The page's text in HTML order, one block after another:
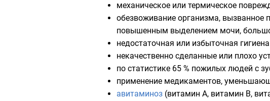
механическое или термическое
обезвоживание организма, вызванное
повышенным выделением мочи,
недостаточная или избыточная
некачественно сделанные или плохо
по статистике 65 % пожилых людей с
применение медикаментов,
авитаминоз (витамин А, витамин B,